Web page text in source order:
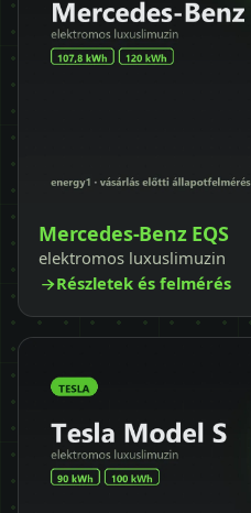
Mercedes-Benz EQS
elektromos luxuslimuzin
Részletek és felmérés